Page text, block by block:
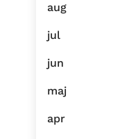
aug
jul
jun
maj
apr